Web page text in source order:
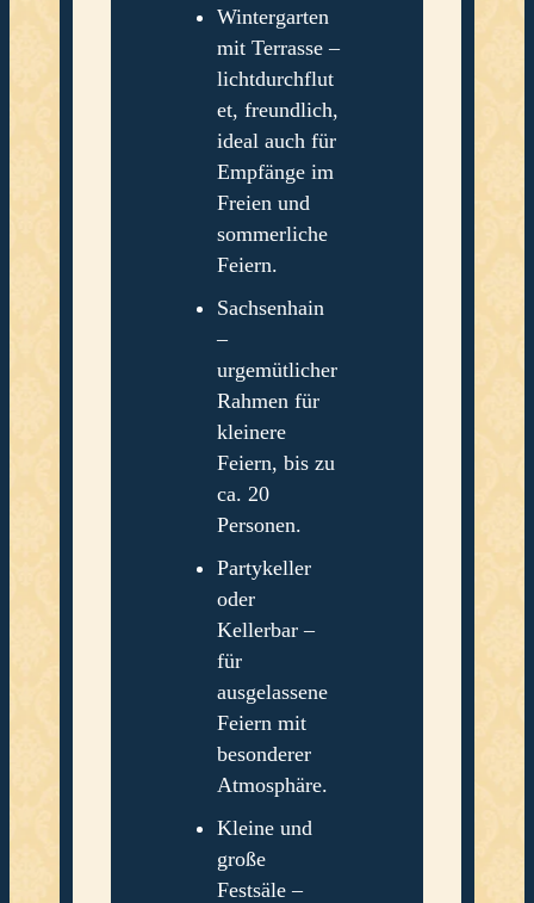
Wintergarten
mit Terrasse –
lichtdurchflut
et, freundlich,
ideal auch für
Empfänge im
Freien und
sommerliche
Feiern.
Sachsenhain
–
urgemütlicher
Rahmen für
kleinere
Feiern, bis zu
ca. 20
Personen.
Partykeller
oder
Kellerbar –
für
ausgelassene
Feiern mit
besonderer
Atmosphäre.
Kleine und
große
Festsäle –